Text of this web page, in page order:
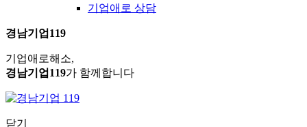
기업애로 상담
경남기업119
기업애로해소,
경남기업119가 함께합니다
닫기